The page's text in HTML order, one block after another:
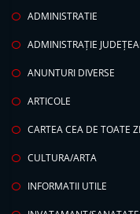
ADMINISTRATIE
ADMINISTRAȚIE
ANUNTURI DIVERSE
ARTICOLE
CARTEA CEA DE TOATE
CULTURA/ARTA
INFORMATII UTILE